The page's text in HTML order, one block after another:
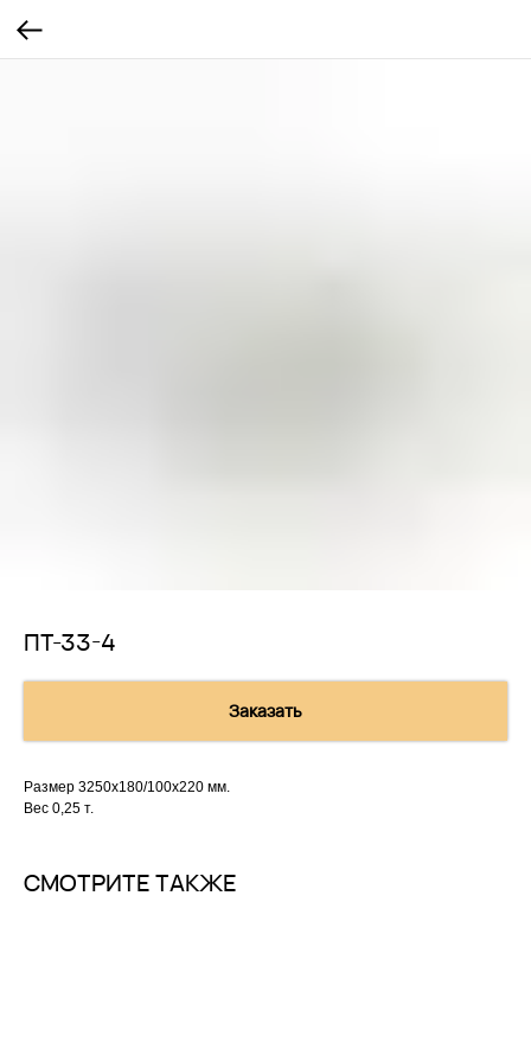
ПТ-33-4
Заказать
Размер 3250х180/100х220 мм.
Вес 0,25 т.
СМОТРИТЕ ТАКЖЕ